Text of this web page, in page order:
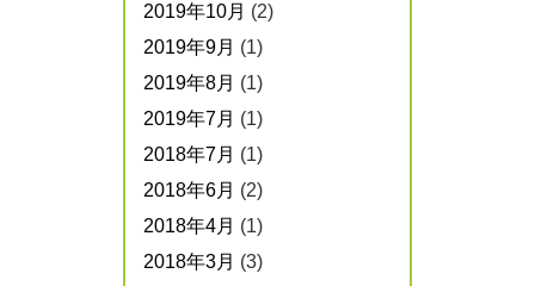
2019年10月 (2)
2019年9月 (1)
2019年8月 (1)
2019年7月 (1)
2018年7月 (1)
2018年6月 (2)
2018年4月 (1)
2018年3月 (3)